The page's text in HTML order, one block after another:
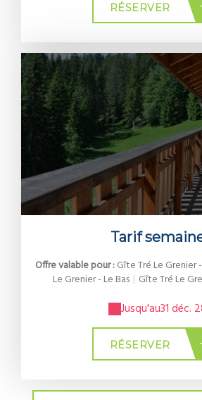
RÉSERVER
Tarif
Offre valable pour :Gîte Tré Le Grenier
Le Grenier - Le Bas | Gîte Tré Le
Jusqu'au31 déc.
RÉSERVER